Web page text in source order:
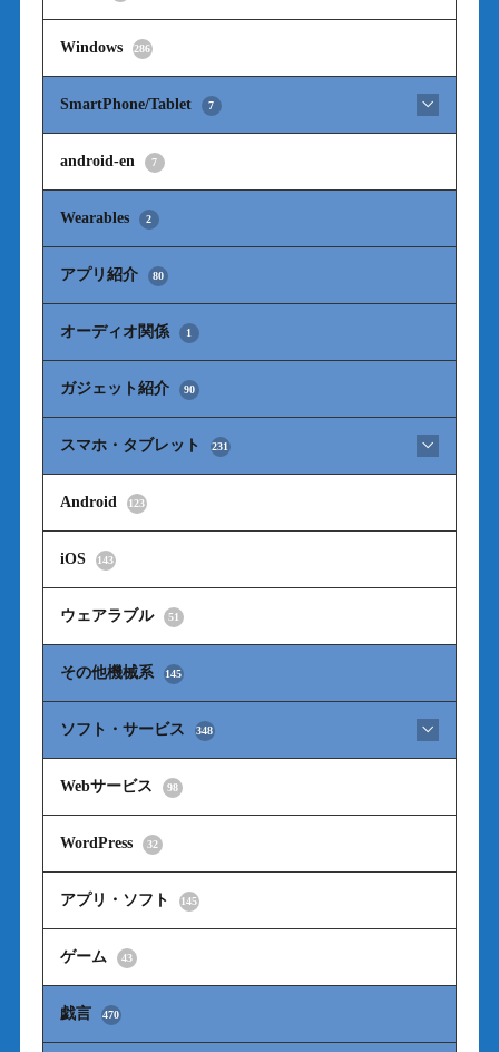
Windows 286
SmartPhone/Tablet 7
android-en 7
Wearables 2
アプリ紹介 80
オーディオ関係 1
ガジェット紹介 90
スマホ・タブレット 231
Android 123
iOS 143
ウェアラブル 51
その他機械系 145
ソフト・サービス 348
Webサービス 98
WordPress 32
アプリ・ソフト 145
ゲーム 43
戯言 470